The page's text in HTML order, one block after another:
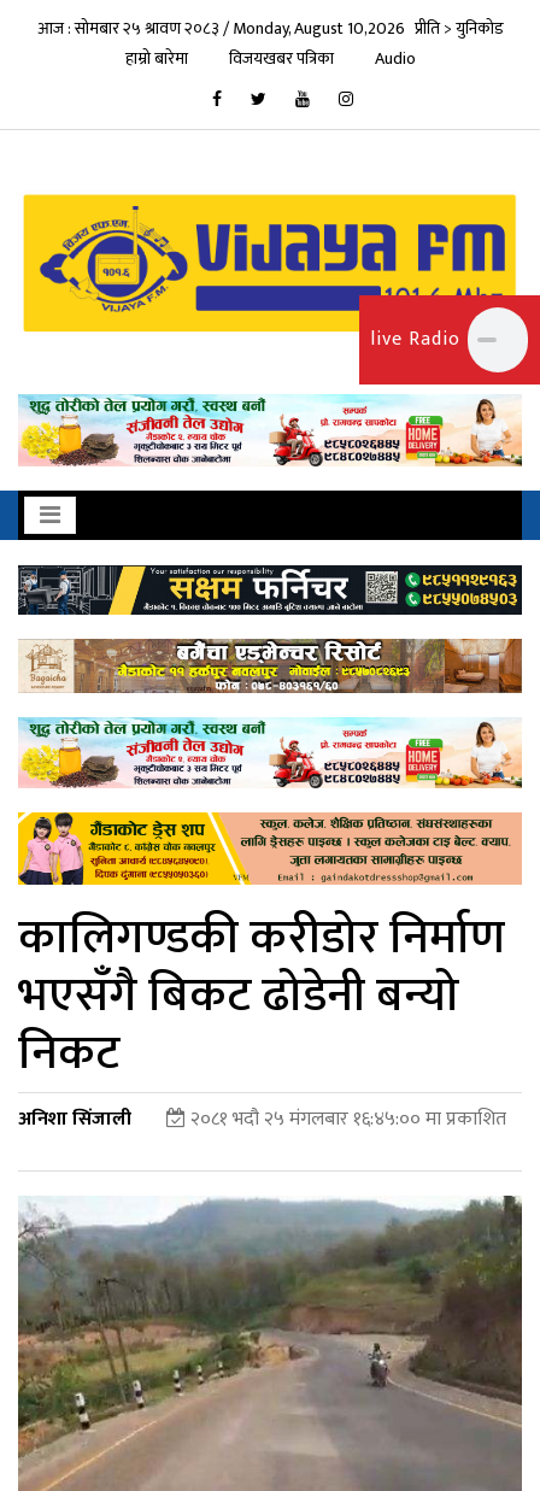
आज : सोमबार २५ श्रावण २०८३ / Monday, August 10,2026 प्रीति > युनिकोड
हाम्रो बारेमा
विजयखबर पत्रिका Audio
कालिगण्डकी करीडोर निर्माण
भएसँगै बिकट ढोडेनी बन्यो
निकट
अनिशा सिंजाली २०८१ भदौ २५ मंगलबार १६:४५:०० मा प्रकाशित
live Radio